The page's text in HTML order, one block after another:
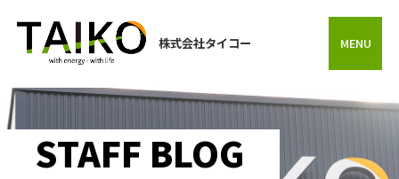
株式会社タイコー MENU
STAFF BLOG